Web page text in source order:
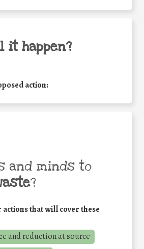
it happen?
action:
and minds to
?
actions that will cover these
and reduction at source